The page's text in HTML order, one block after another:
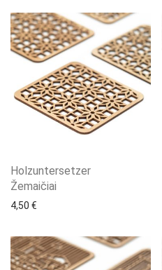
Holzuntersetzer
Žemaičiai
4,50 €